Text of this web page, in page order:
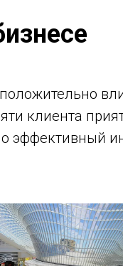
клиента
эффективный